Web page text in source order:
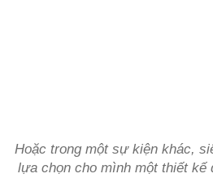
Hoặc trong một sự kiện khác,
lựa chọn cho mình một thiết kế